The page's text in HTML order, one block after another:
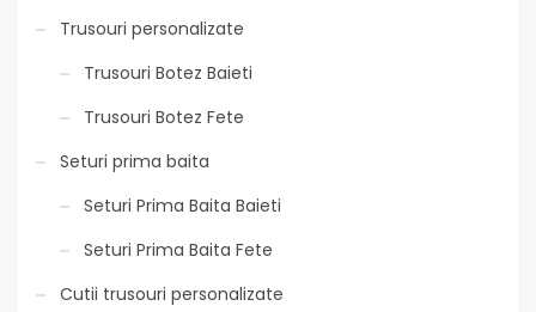
Trusouri personalizate
Trusouri Botez Baieti
Trusouri Botez Fete
Seturi prima baita
Seturi Prima Baita Baieti
Seturi Prima Baita Fete
Cutii trusouri personalizate